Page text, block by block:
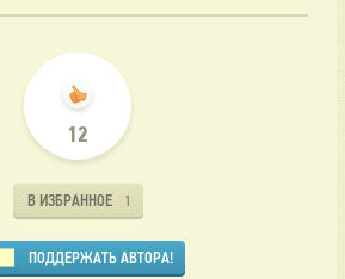
12
В ИЗБРАННОЕ 1
ПОДДЕРЖАТЬ АВТОРА!